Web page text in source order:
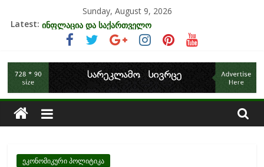
Sunday, August 9, 2026
Latest: უძრავი ქონების ბაზარი საქართველოში
ინფლაცია და საქართველო
კრიზისის ზეგავლენა ტურიზმის ინდუსტრიაზე
მიგრაციისა და ეკონომიკის ურთიერთკავშირი
EU-ის კანდიდატის სტატუსის ეკონომიკური სარგებელი
საქართველოს
ეკონომიკა
ეკონომიკური პოლიტიკა